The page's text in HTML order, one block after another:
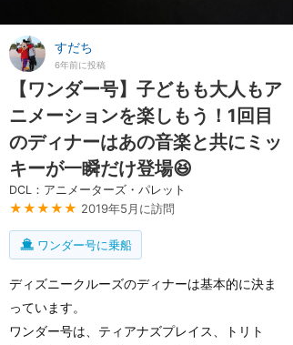
すだち
6年前に投稿
【ワンダー号】子どもも大人もア
ニメーションを楽しもう！1回目
のディナーはあの音楽と共にミッ
キーが一瞬だけ登場😆
DCL：アニメーターズ・パレット
★★★★★ 2019年5月に訪問
ワンダー号に乗船
ディズニークルーズのディナーは基本的に決ま
っています。
ワンダー号は、ティアナズプレイス、トリト